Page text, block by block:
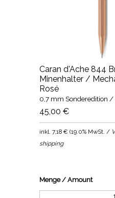
Caran d'Ache 844
Minenhalter /
Rosé
0,7 mm Sonderedition /
45,00 €
inkl.7,18 € (19.0% MwSt. /
shipping
Menge / Amount